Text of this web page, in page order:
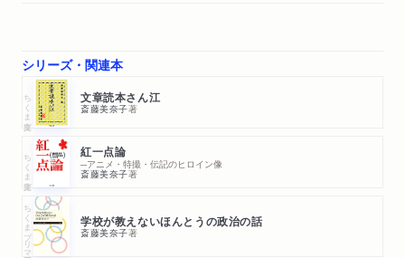
なぜ続く、韓国ドラマの快進撃
朝ドラ「らんまん」は二人の妻を描けるか
大河ドラマに備えて紫式部の人生を予習する
「虎に翼」が「攻めの朝ドラ」になった理由
過去を見て今を問う 2021年2月～2024年1月
石牟礼道子が現代に問いかけること
資本主義を問い直す、二一世紀のマルクス
西側が報道しないタリバンの別の顔
シリーズ・関連本
ちくま文庫 文章読本さん江
斎藤美奈子著
ちくま文庫 紅一点論
─アニメ・特撮・伝記のヒロイン像
斎藤美奈子著
ちくまプリマー新書 学校が教えないほんとうの政治の話
斎藤美奈子著